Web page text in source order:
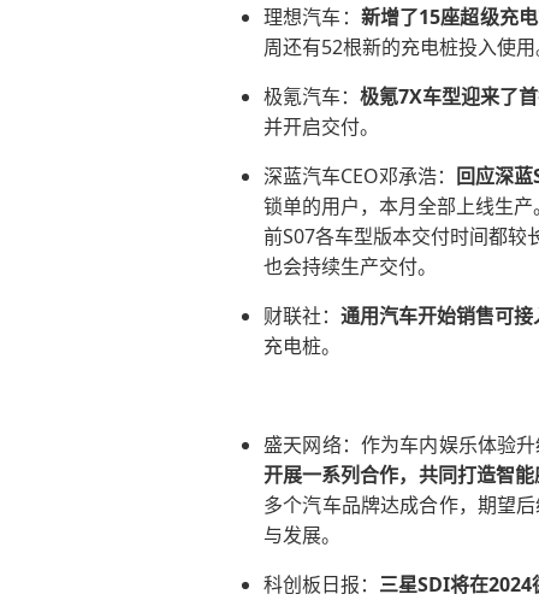
理想汽车： 新增了15座超级充
周还有52根新的充电桩投入使
极氪汽车： 极氪7X车型迎来了
并开启交付。
深蓝汽车CEO邓承浩： 回应深
锁单的用户，本月全部上线生
前S07各车型版本交付时间都
也会持续生产交付。
财联社： 通用汽车开始销售可
充电桩。
盛天网络：作为车内娱乐体验
开展一系列合作，共同打造智
多个汽车品牌达成合作，期望
与发展。
科创板日报： 三星SDI将在